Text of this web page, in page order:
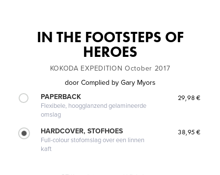
IN THE FOOTSTEPS OF
HEROES
KOKODA EXPEDITION October 2017
door Complied by Gary Myors
PAPERBACK
Flexibele, hoogglanzend gelamineerde
omslag
29,98 €
HARDCOVER, STOFHOES
Full-colour stofomslag over een linnen
kaft
38,95 €